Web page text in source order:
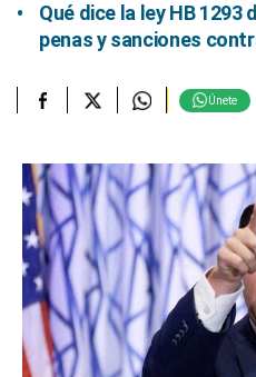
Qué dice la ley HB 1293
penas y sanciones
Únete